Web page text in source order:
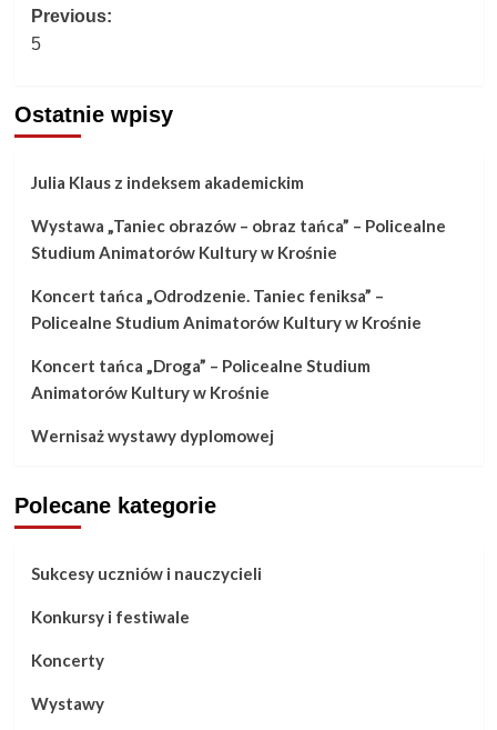
Post
navigation
Previous:
5
Ostatnie wpisy
Julia Klaus z indeksem akademickim
Wystawa „Taniec obrazów – obraz tańca” – Policealne
Studium Animatorów Kultury w Krośnie
Koncert tańca „Odrodzenie. Taniec feniksa” –
Policealne Studium Animatorów Kultury w Krośnie
Koncert tańca „Droga” – Policealne Studium
Animatorów Kultury w Krośnie
Wernisaż wystawy dyplomowej
Polecane kategorie
Sukcesy uczniów i nauczycieli
Konkursy i festiwale
Koncerty
Wystawy